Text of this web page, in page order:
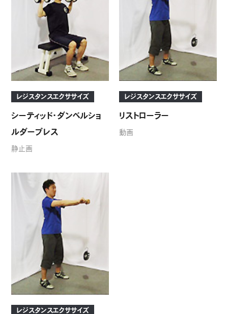
レジスタンスエクササイズ
シーティッド・ダンベルショ
ルダープレス
静止画
レジスタンスエクササイズ
リストローラー
動画
レジスタンスエクササイズ